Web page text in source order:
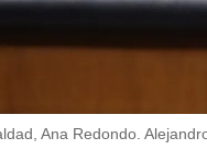
Ana Redondo.